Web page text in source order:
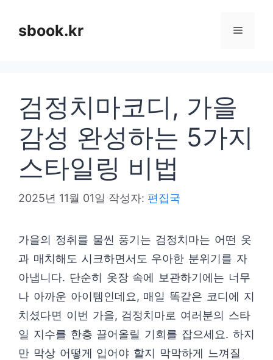
sbook.kr 메
검정치마코디, 가을
감성 완성하는 5가지
스타일링 비법
2025년 11월 01일 작성자: 편집국
가을의 정취를 물씬 풍기는 검정치마는 어떤 옷
과 매치해도 시크하면서도 우아한 분위기를 자
아냅니다. 단순히 옷장 속에 보관하기에는 너무
나 아까운 아이템인데요, 매일 똑같은 코디에 지
치셨다면 이번 가을, 검정치마로 여러분의 스타
일 지수를 한층 끌어올릴 기회를 잡으세요. 하지
만 막상 어떻게 입어야 할지 막막하게 느껴질